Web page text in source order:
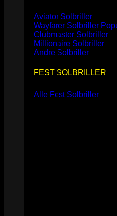
Aviator Solbriller
Wayfarer Solbriller
Clubmaster Solbriller
Millionaire Solbriller
Andre Solbriller
FEST SOLBRILLER
Alle Fest Solbriller